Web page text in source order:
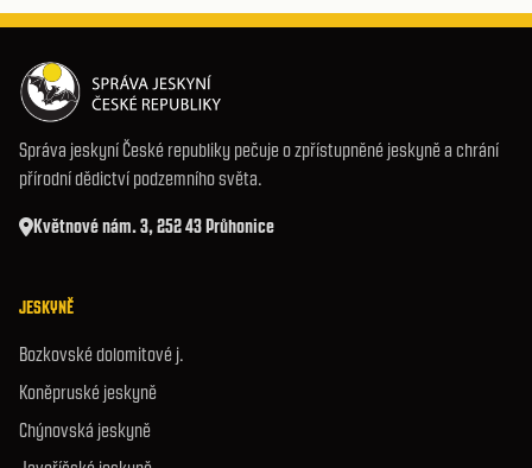
Správa jeskyní České republiky pečuje o zpřístupněné jeskyně a chrání
přírodní dědictví podzemního světa.
Květnové nám. 3, 252 43 Průhonice
JESKYNĚ
Bozkovské dolomitové j.
Koněpruské jeskyně
Chýnovská jeskyně